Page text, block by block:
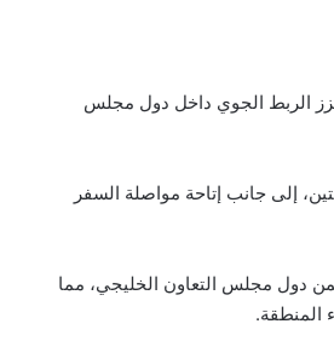
الربط الجوي داخل دول مجلس
إلى جانب إتاحة مواصلة السفر
دول مجلس التعاون الخليجي، مما
المنطقة.